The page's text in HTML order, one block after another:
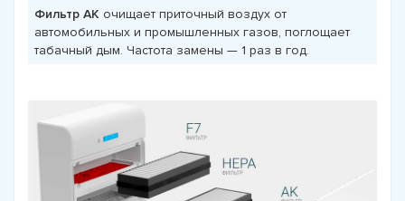
Фильтр АК очищает приточный воздух от
автомобильных и промышленных газов, поглощает
табачный дым. Частота замены — 1 раз в год.